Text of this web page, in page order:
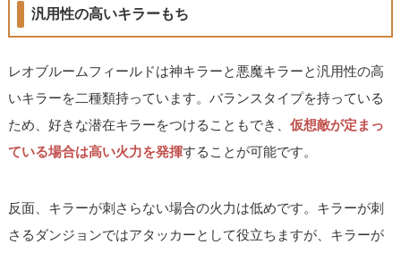
汎用性の高いキラーもち
レオブルームフィールドは神キラーと悪魔キラーと汎用性の高
いキラーを二種類持っています。バランスタイプを持っている
ため、好きな潜在キラーをつけることもでき、仮想敵が定まっ
ている場合は高い火力を発揮することが可能です。
反面、キラーが刺さらない場合の火力は低めです。キラーが刺
さるダンジョンではアタッカーとして役立ちますが、キラーが